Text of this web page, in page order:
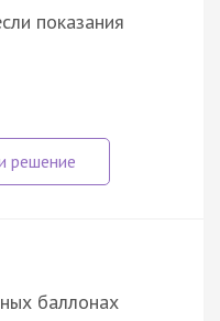
показания
баллонах